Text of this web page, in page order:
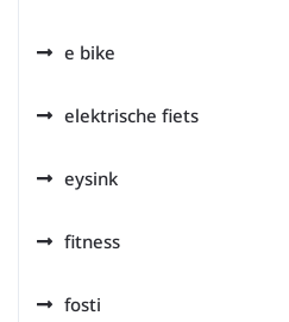
e bike
elektrische fiets
eysink
fitness
fosti